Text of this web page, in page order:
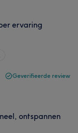
ervaring
Geverifieerde review
ontspannen